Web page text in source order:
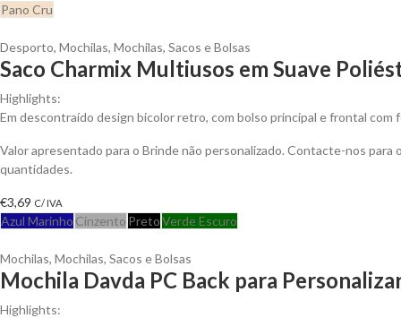
Pano Cru
Desporto, Mochilas, Mochilas, Sacos e Bolsas
Saco Charmix Multiusos em Suave
Highlights:
Em descontraído design bicolor retro, com bolso principal e frontal com
Valor apresentado para o Brinde não personalizado. Contacte-nos
quantidades.
€3,69 C/ IVA
Azul Marinho Cinzento PretoVerde Escuro
Mochilas, Mochilas, Sacos e Bolsas
Mochila Davda PC Back para
Highlights: